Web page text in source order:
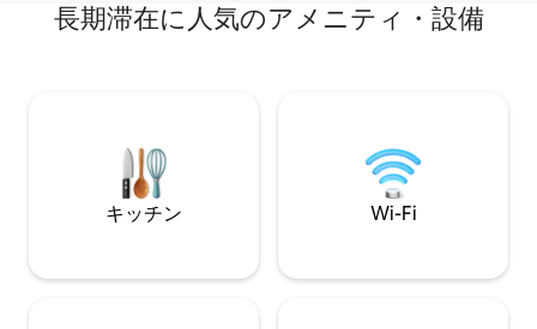
長期滞在に人気のアメニティ・設備
キッチン Wi-Fi